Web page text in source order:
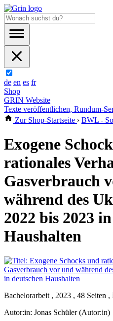
de en es fr
Shop
GRIN Website
Texte veröffentlichen, Rundum-
Zur Shop-Startseite › BWL -
Exogene
rationales
Gasverbrauch
während des
2022 bis 2023
Haushalten
Bachelorarbeit , 2023 , 48 Seiten ,
Autor:in: Jonas Schüler (Autor:in)